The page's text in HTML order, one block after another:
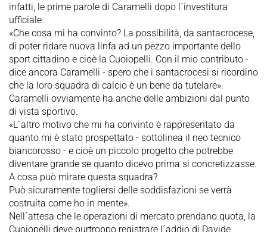
infatti, le prime parole di Caramelli dopo l´investitura
ufficiale.
«Che cosa mi ha convinto? La possibilità, da santacrocese,
di poter ridare nuova linfa ad un pezzo importante dello
sport cittadino e cioè la Cuoiopelli. Con il mio contributo -
dice ancora Caramelli - spero che i santacrocesi si ricordino
che la loro squadra di calcio è un bene da tutelare».
Caramelli ovviamente ha anche delle ambizioni dal punto
di vista sportivo.
«L´altro motivo che mi ha convinto è rappresentato da
quanto mi è stato prospettato - sottolinea il neo tecnico
biancorosso - e cioè un piccolo progetto che potrebbe
diventare grande se quanto dicevo prima si concretizzasse.
A cosa può mirare questa squadra?
Può sicuramente togliersi delle soddisfazioni se verrà
costruita come ho in mente».
Nell´attesa che le operazioni di mercato prendano quota, la
Cuoiopelli deve purtroppo registrare l´addio di Davide